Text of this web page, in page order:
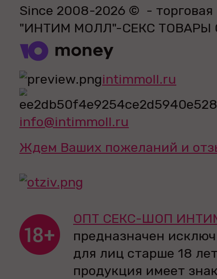
Since 2008-2026 © - торговая
"ИНТИМ МОЛЛ"-СЕКС
intimmoll.ru
info@intimmoll.ru
Ждем Ваших пожеланий и
ОПТ СЕКС-ШОП
предназначен
для лиц старше 18
продукция имеет